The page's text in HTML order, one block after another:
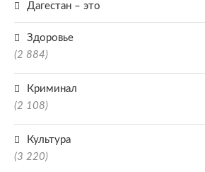
Дагестан – это
Здоровье
(2 884)
Криминал
(2 108)
Культура
(3 220)